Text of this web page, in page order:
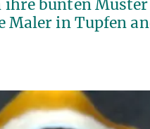
ihre bunten
Maler in Tupfen